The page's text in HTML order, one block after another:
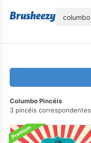
Columbo Pincéis
3 pincéis correspondentes